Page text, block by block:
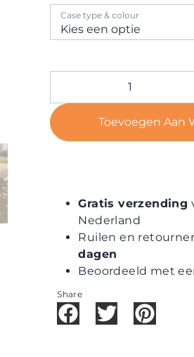
Case type & colour
Toevoegen Aan
Gratis verzending
Nederland
Ruilen en
dagen
Beoordeeld met
Share